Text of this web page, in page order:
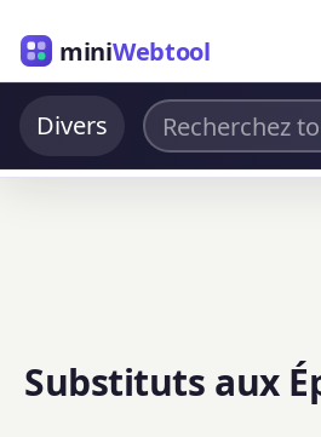
miniWebtool
Divers
Substituts aux